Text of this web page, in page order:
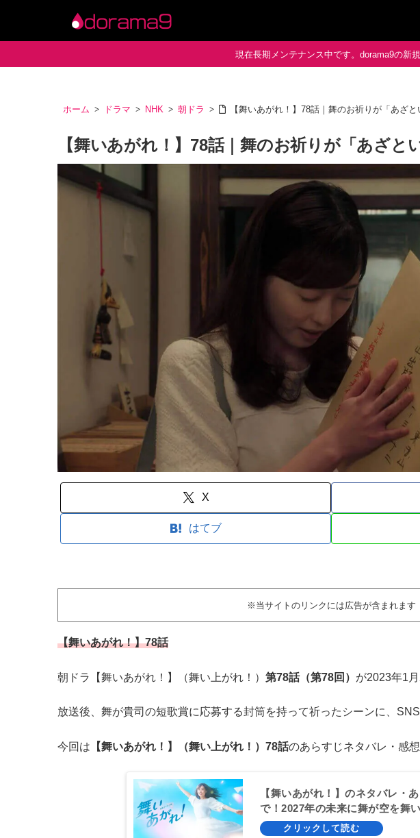
現在長期メンテナンス中です。dorama9の新
ホーム ドラマ NHK 朝ドラ 【舞いあがれ！】78話｜舞のお祈りが「あざ
【舞いあがれ！】78話｜舞のお祈りが「あざと
X
はてブ
※当サイトのリンクには広告が含まれます
【舞いあがれ！】78話
朝ドラ【舞いあがれ！】（舞い上がれ！） 第78話（第78回） が2023年1
放送後、舞が貴司の短歌賞に応募する封筒を持って祈ったシーンに、SNS
今回は 【舞いあがれ！】（舞い上がれ！）78話のあらすじネタバレ・感
【舞いあがれ！】のネタバレ・
で！2027年の未来に舞が空を舞